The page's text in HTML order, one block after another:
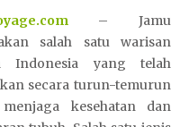
– Jamu
salah satu warisan
Indonesia yang telah
secara turun-temurun
kesehatan dan